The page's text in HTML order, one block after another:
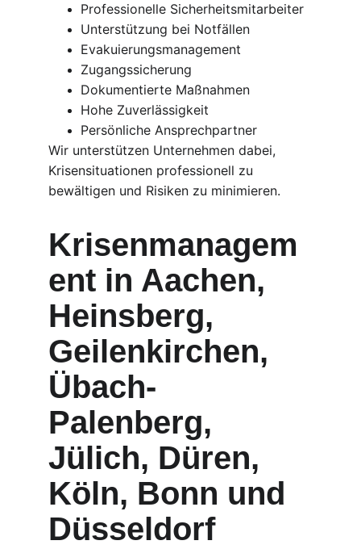
Professionelle Sicherheitsmitarbeiter
Unterstützung bei Notfällen
Evakuierungsmanagement
Zugangssicherung
Dokumentierte Maßnahmen
Hohe Zuverlässigkeit
Persönliche Ansprechpartner
Wir unterstützen Unternehmen dabei,
Krisensituationen professionell zu
bewältigen und Risiken zu minimieren.
Krisenmanagem
ent in Aachen,
Heinsberg,
Geilenkirchen,
Übach-
Palenberg,
Jülich, Düren,
Köln, Bonn und
Düsseldorf